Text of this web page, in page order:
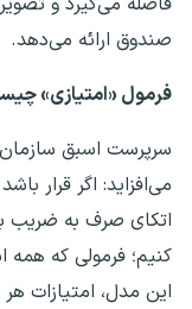
صندوق ارائه می‌دهد.
فرمول «امتیازی»
سرپرست اسبق
می‌افزاید: اگر قرار
اتکای صرف به ضریب
کنیم؛ فرمولی که همه
این مدل، امتیازات